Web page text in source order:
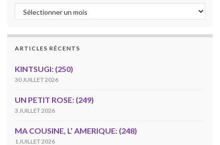
Les archives
ARTICLES RÉCENTS
KINTSUGI: (250)
30 JUILLET 2026
UN PETIT ROSE: (249)
3 JUILLET 2026
MA COUSINE, L’ AMERIQUE: (248)
1 JUILLET 2026